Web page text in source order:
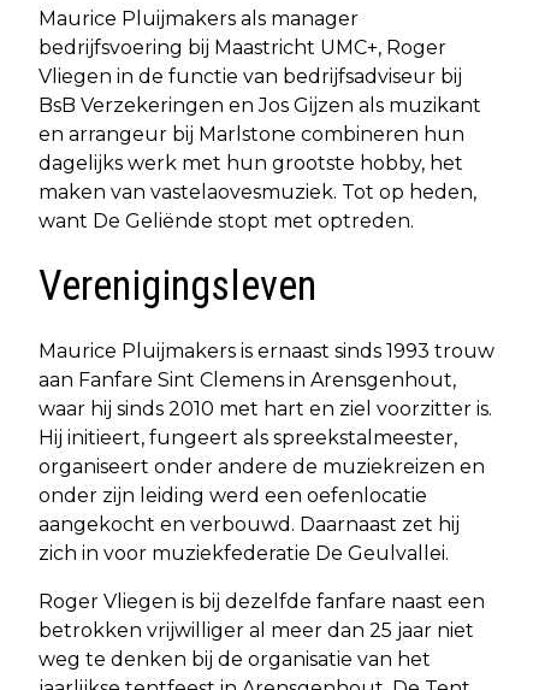
Maurice Pluijmakers als manager
bedrijfsvoering bij Maastricht UMC+, Roger
Vliegen in de functie van bedrijfsadviseur bij
BsB Verzekeringen en Jos Gijzen als muzikant
en arrangeur bij Marlstone combineren hun
dagelijks werk met hun grootste hobby, het
maken van vastelaovesmuziek. Tot op heden,
want De Geliënde stopt met optreden.
Verenigingsleven
Maurice Pluijmakers is ernaast sinds 1993 trouw
aan Fanfare Sint Clemens in Arensgenhout,
waar hij sinds 2010 met hart en ziel voorzitter is.
Hij initieert, fungeert als spreekstalmeester,
organiseert onder andere de muziekreizen en
onder zijn leiding werd een oefenlocatie
aangekocht en verbouwd. Daarnaast zet hij
zich in voor muziekfederatie De Geulvallei.
Roger Vliegen is bij dezelfde fanfare naast een
betrokken vrijwilliger al meer dan 25 jaar niet
weg te denken bij de organisatie van het